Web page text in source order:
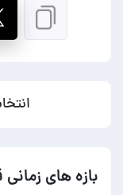
بازه های زمانی